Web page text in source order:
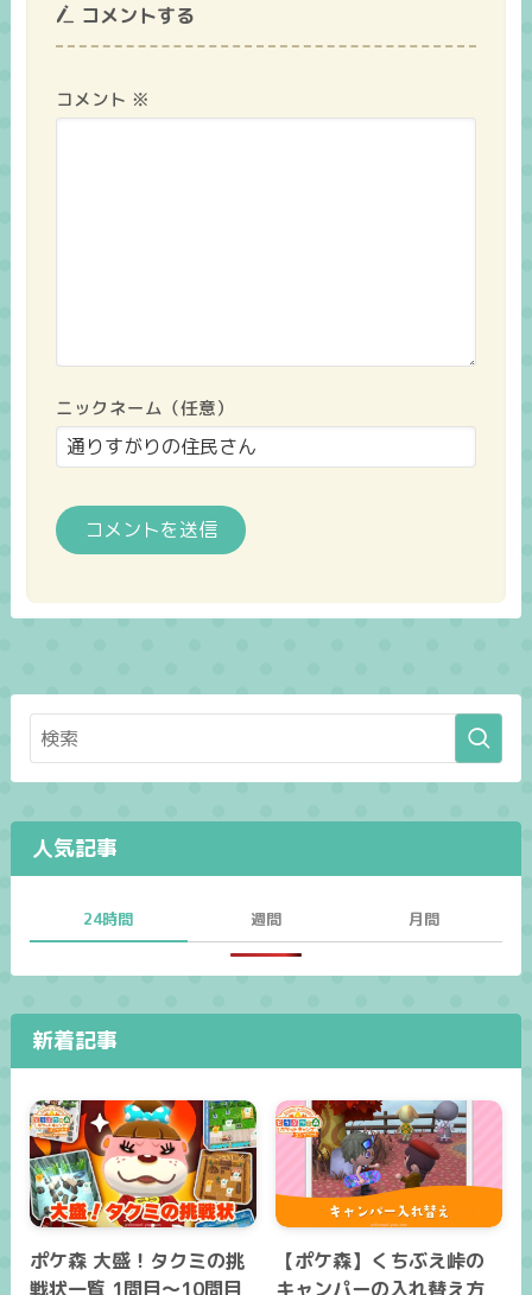
コメントする
コメント ※
ニックネーム（任意）
人気記事
24時間 週間 月間
新着記事
ポケ森 大盛！タクミの挑
戦状一覧 1問目～10問目
【ポケ森】くちぶえ峠の
キャンパーの入れ替え方